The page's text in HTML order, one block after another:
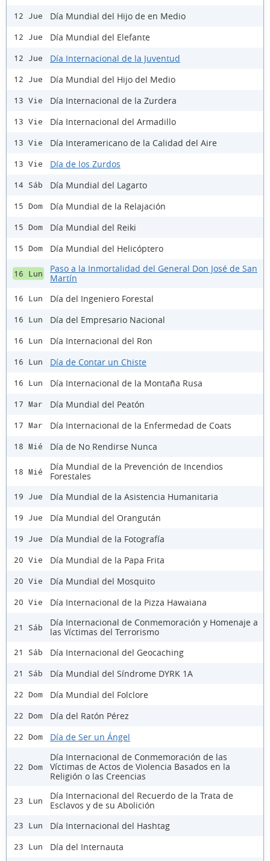
12 Jue Día Mundial del Hijo de en Medio
12 Jue Día Mundial del Elefante
12 Jue Día Internacional de la Juventud
12 Jue Día Mundial del Hijo del Medio
13 Vie Día Internacional de la Zurdera
13 Vie Día Internacional del Armadillo
13 Vie Día Interamericano de la Calidad del Aire
13 Vie Día de los Zurdos
14 Sáb Día Mundial del Lagarto
15 Dom Día Mundial de la Relajación
15 Dom Día Mundial del Reiki
15 Dom Día Mundial del Helicóptero
16 Lun
Paso a la Inmortalidad del General Don José de San
Martín
16 Lun Día del Ingeniero Forestal
16 Lun Día del Empresario Nacional
16 Lun Día Internacional del Ron
16 Lun Día de Contar un Chiste
16 Lun Día Internacional de la Montaña Rusa
17 Mar Día Mundial del Peatón
17 Mar Día Internacional de la Enfermedad de Coats
18 Mié Día de No Rendirse Nunca
18 Mié
Día Mundial de la Prevención de Incendios
Forestales
19 Jue Día Mundial de la Asistencia Humanitaria
19 Jue Día Mundial del Orangután
19 Jue Día Mundial de la Fotografía
20 Vie Día Mundial de la Papa Frita
20 Vie Día Mundial del Mosquito
20 Vie Día Internacional de la Pizza Hawaiana
21 Sáb
Día Internacional de Conmemoración y Homenaje a
las Víctimas del Terrorismo
21 Sáb Día Internacional del Geocaching
21 Sáb Día Mundial del Síndrome DYRK 1A
22 Dom Día Mundial del Folclore
22 Dom Día del Ratón Pérez
22 Dom Día de Ser un Ángel
22 Dom
Día Internacional de Conmemoración de las
Víctimas de Actos de Violencia Basados en la
Religión o las Creencias
23 Lun
Día Internacional del Recuerdo de la Trata de
Esclavos y de su Abolición
23 Lun Día Internacional del Hashtag
23 Lun Día del Internauta